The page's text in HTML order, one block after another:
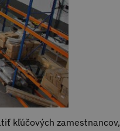
kľúčových zamestnancov,